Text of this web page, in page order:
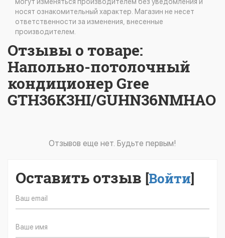
носят ознакомительный характер. Магазин не несет
ответственности за изменения, внесенные
производителем.
Отзывы о товаре:
Напольно-потолочный
кондиционер Gree
GTH36K3HI/GUHN36NMHAO
Отзывов еще нет. Будьте первым!
Оставить отзыв [Войти]